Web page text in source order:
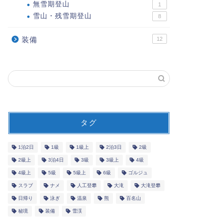
無雪期登山 1
雪山・残雪期登山 8
装備 12
タグ
1泊2日 1級 1級上 2泊3日 2級
2級上 3泊4日 3級 3級上 4級
4級上 5級 5級上 6級 ゴルジュ
スラブ ナメ 人工登攀 大滝 大滝登攀
日帰り 泳ぎ 温泉 熊 百名山
秘境 装備 雪渓